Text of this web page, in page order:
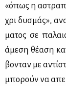
«όπως η
χρι δυ­σμάς»,
μα­τος σε
άμε­ση θέ­α­ση
βο­νταν με
μπο­ρούν να